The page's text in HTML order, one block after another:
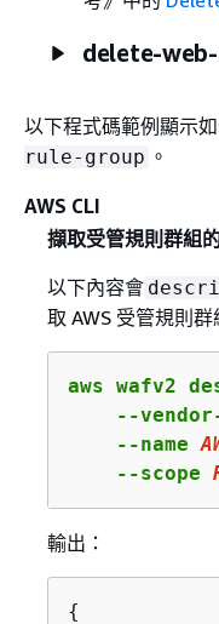
delete-
以下程式碼範例顯示
rule-group 。
AWS CLI
擷取受管規則群組
以下內容會
取 AWS 受管規則群
aws wafv2
--
    --name
    --scope
輸出：
{